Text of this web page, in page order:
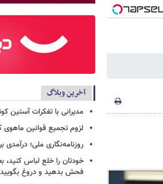
آخرین وبلاگ
مدیرانی با تفکرات آستین
لزوم تجمیع قوانین
روزنامه‌نگاری ملی؛ درآمدی
خودتان را خلع لباس
فحش بدهید و دروغ بگویید